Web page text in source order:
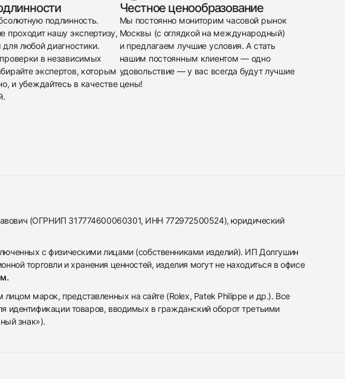
подлинность.
проходит нашу экспертизу,
любой диагностики.
в независимых
экспертов, которым
и убеждайтесь в качестве
Честное ценообразование
Мы постоянно мониторим часовой рынок
Москвы (с оглядкой на международный)
и предлагаем лучшие условия. А стать
нашим постоянным клиентом — одно
удовольствие — у вас всегда будут лучшие
цены!
(ОГРНИП 317774600060301, ИНН 772972500524), юридический
с физическими лицами (собственниками изделий). ИП Долгушин
торговли и хранения ценностей, изделия могут не находиться в офисе
марок, представленных на сайте (Rolex, Patek Philippe и др.). Все
идентификации товаров, вводимых в гражданский оборот третьими
знак»).